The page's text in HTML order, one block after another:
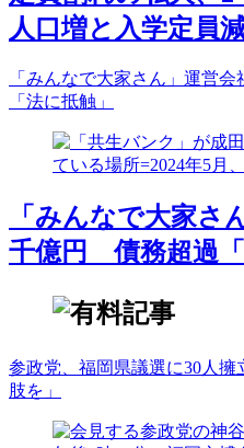
人口増と入学定員
「みんなで大家さん」運営
「法に抵触」
「みんなで大家さ
千億円 債務超過「
参政党、福岡県議選に30人
肢を」